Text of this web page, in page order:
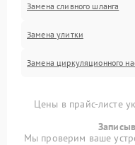
Замена сливного шланга
Замена улитки
Замена циркуляционного
Цены в прайс-листе
Мы проверим ваше